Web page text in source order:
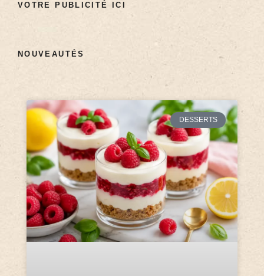
VOTRE PUBLICITÉ ICI
NOUVEAUTÉS
DESSERTS